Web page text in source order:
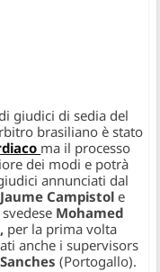
giudici di sedia del
brasiliano è stato
ma il processo
dei modi e potrà
annunciati dal
Jaume Campistol e
Mohamed
per la prima volta
anche i supervisors
(Portogallo).